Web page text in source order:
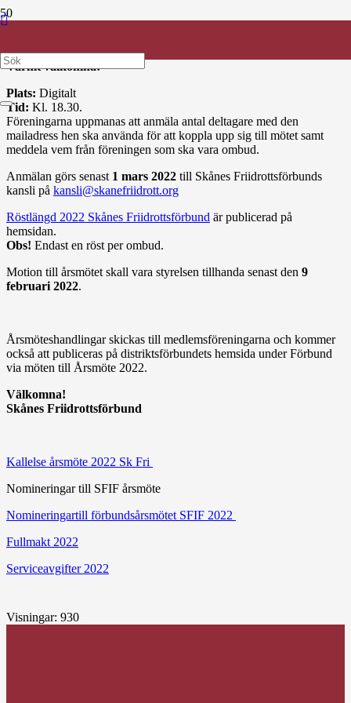
Kallelse
Till Skånes Friidrottsförbunds Årsmöte den 9 mars 2022.
Varmt välkomna!
Plats: Digitalt
Tid: Kl. 18.30.
Föreningarna uppmanas att anmäla antal deltagare med den
mailadress hen ska använda för att koppla upp sig till mötet samt
meddela vem från föreningen som ska vara ombud.
Anmälan görs senast 1 mars 2022 till Skånes Friidrottsförbunds
kansli på kansli@skanefriidrott.org
Röstlängd 2022 Skånes Friidrottsförbund är publicerad på
hemsidan.
Obs! Endast en röst per ombud.
Motion till årsmötet skall vara styrelsen tillhanda senast den 9
februari 2022.
Årsmöteshandlingar skickas till medlemsföreningarna och kommer
också att publiceras på distriktsförbundets hemsida under Förbund
via möten till Årsmöte 2022.
Välkomna!
Skånes Friidrottsförbund
Kallelse årsmöte 2022 Sk Fri
Nomineringar till SFIF årsmöte
Nomineringartill förbundsårsmötet SFIF 2022
Fullmakt 2022
Serviceavgifter 2022
Visningar: 930